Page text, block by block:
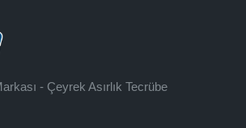
- Çeyrek Asırlık Tecrübe